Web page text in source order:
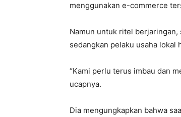
menggunakan e-commerce
Namun untuk ritel
sedangkan pelaku usaha lokal
“Kami perlu terus imbau dan
ucapnya.
Dia mengungkapkan bahwa